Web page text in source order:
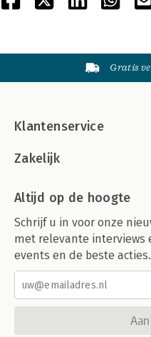
Gratis
Klantenservice
Zakelijk
Altijd op de hoogte
Schrijf u in voor onze
met relevante interviews
events en de beste acties.